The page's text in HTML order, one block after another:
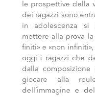
le prospettive della
dei ragazzi sono
in adolescenza si
mettere alla prova
finiti» e «non
oggi i ragazzi che
dalla
giocare alla
dell’immagine e